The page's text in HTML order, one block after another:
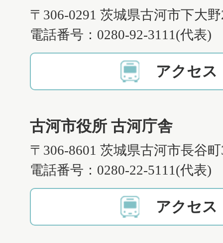
〒306-0291 茨城県古河市下大
電話番号：0280-92-3111(代表)
アクセス
古河市役所 古河庁舎
〒306-8601 茨城県古河市長谷
電話番号：0280-22-5111(代表)
アクセス